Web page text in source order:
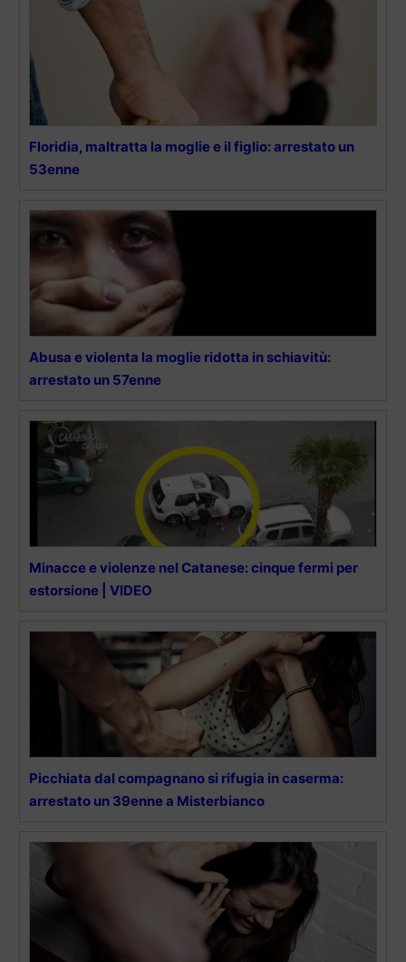
Floridia, maltratta la moglie e il figlio: arrestato un
53enne
Abusa e violenta la moglie ridotta in schiavitù:
arrestato un 57enne
Minacce e violenze nel Catanese: cinque fermi per
estorsione | VIDEO
Picchiata dal compagnano si rifugia in caserma:
arrestato un 39enne a Misterbianco